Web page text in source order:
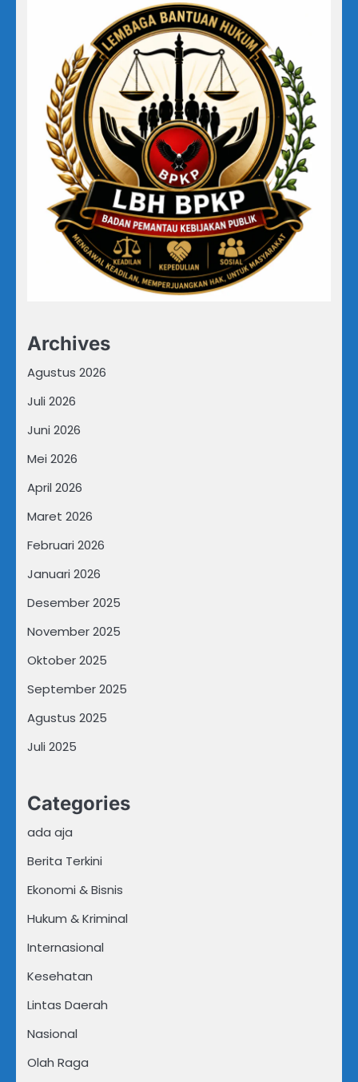
Archives
Agustus 2026
Juli 2026
Juni 2026
Mei 2026
April 2026
Maret 2026
Februari 2026
Januari 2026
Desember 2025
November 2025
Oktober 2025
September 2025
Agustus 2025
Juli 2025
Categories
ada aja
Berita Terkini
Ekonomi & Bisnis
Hukum & Kriminal
Internasional
Kesehatan
Lintas Daerah
Nasional
Olah Raga